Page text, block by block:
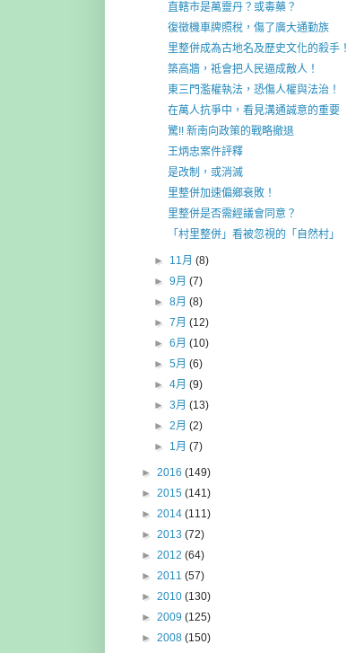
直轄市是萬靈丹？或毒藥？
復徵機車牌照稅，傷了廣大通勤族
里整併成為古地名及歷史文化的殺手！
築高牆，祗會把人民逼成敵人！
東三門濫權執法，恐傷人權與法治！
在萬人抗爭中，看見溝通誠意的重要
驚!! 新南向政策的戰略撤退
王炳忠案件評釋
是改制，或消滅
里整併加速偏鄉衰敗！
里整併是否需經議會同意？
「村里整併」看被忽視的「自然村」
► 11月(8)
►9月(7)
►8月(8)
►7月(12)
►6月(10)
►5月(6)
►4月(9)
►3月(13)
►2月(2)
► 1月(7)
► 2016 (149)
► 2015 (141)
► 2014 (111)
► 2013 (72)
► 2012 (64)
► 2011 (57)
► 2010 (130)
► 2009 (125)
► 2008 (150)